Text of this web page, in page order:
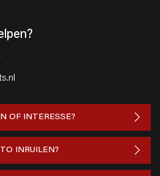
OF INTERESSE?
INRUILEN?